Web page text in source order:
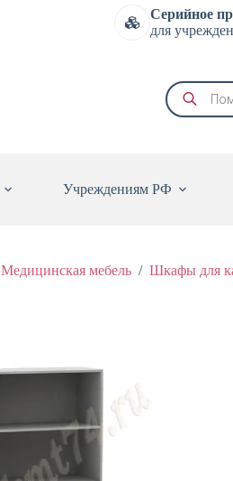
Серийное
для
Поиск
товаров
Учреждениям РФ
Медицинская мебель / Шкафы для